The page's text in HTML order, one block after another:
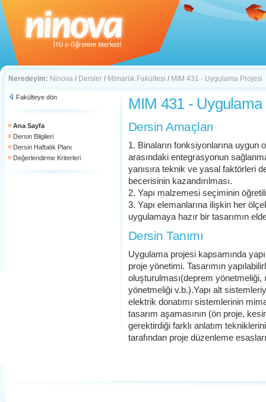
Neredeyim: Ninova / Dersler / Mimarlık Fakültesi / MIM 431 - Uygulama Projesi
Fakülteye dön
Ana Sayfa
Dersin Bilgileri
Dersin Haftalık Planı
Değerlendirme Kriterleri
MIM 431 - Uygulama
Dersin Amaçları
1. Binaların fonksiyonlarına
arasındaki entegrasyonun
yanısıra teknik ve yasal faktörleri
becerisinin kazandırılması.
2. Yapı malzemesi seçiminin
3. Yapı elemanlarına ilişkin her
uygulamaya hazır bir tasarımın
Dersin Tanımı
Uygulama projesi kapsamında
proje yönetimi. Tasarımın
oluşturulması(deprem yönetmeliği,
yönetmeliği v.b.).Yapı alt
elektrik donatımı sistemlerinin
tasarım aşamasının (ön proje,
gerektirdiği farklı anlatım
tarafından proje düzenleme